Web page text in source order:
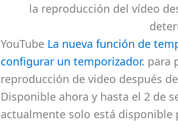
la reproducción del vídeo
YouTube La nueva función de
configurar un temporizador. para
reproducción de video después
Disponible ahora y hasta el 2 de
actualmente solo está disponible